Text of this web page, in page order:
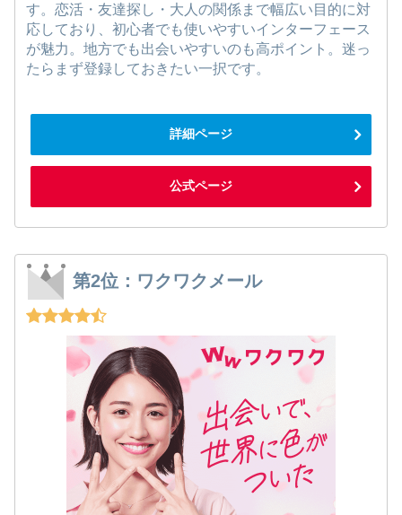
す。恋活・友達探し・大人の関係まで幅広い目的に対
応しており、初心者でも使いやすいインターフェース
が魅力。地方でも出会いやすいのも高ポイント。迷っ
たらまず登録しておきたい一択です。
詳細ページ
公式ページ
第2位：ワクワクメール